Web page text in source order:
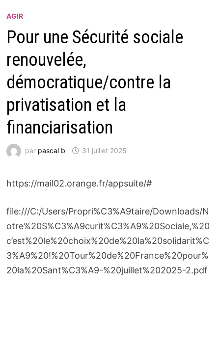
AGIR
Pour une Sécurité sociale
renouvelée,
démocratique/contre la
privatisation et la
financiarisation
par pascal b 31 juillet 2025
https://mail02.orange.fr/appsuite/#
file:///C:/Users/Propri%C3%A9taire/Downloads/N
otre%20S%C3%A9curit%C3%A9%20Sociale,%20
c’est%20le%20choix%20de%20la%20solidarit%C
3%A9%20!%20Tour%20de%20France%20pour%
20la%20Sant%C3%A9-%20juillet%202025-2.pdf